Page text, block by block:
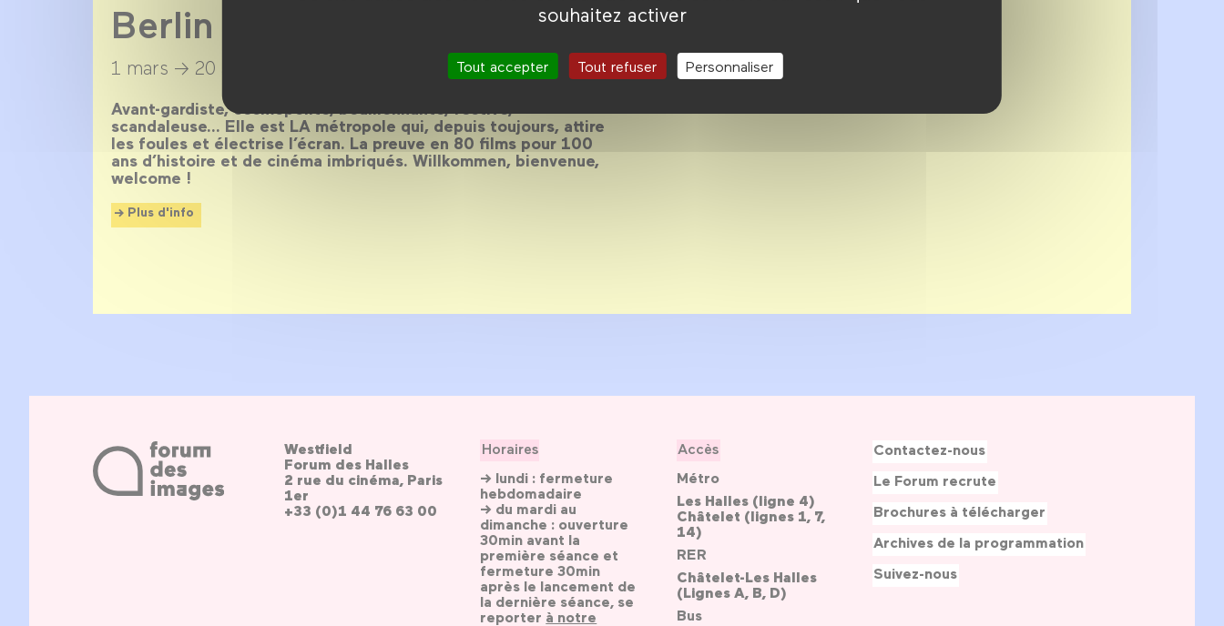
souhaitez activer
Tout accepter Tout refuser Personnaliser
Berlin magnétique
1 mars → 20 avril 2014
Avant-gardiste, cosmopolite, bouillonnante, festive,
scandaleuse… Elle est LA métropole qui, depuis toujours, attire
les foules et électrise l’écran. La preuve en 80 films pour 100
ans d’histoire et de cinéma imbriqués. Willkommen, bienvenue,
welcome !
Plus d'info
Westfield
Forum des Halles
2 rue du cinéma, Paris
1er
+33 (0)1 44 76 63 00
Horaires
→ lundi : fermeture
hebdomadaire
→ du mardi au
dimanche : ouverture
30min avant la
première séance et
fermeture 30min
après le lancement de
la dernière séance, se
reporter à notre
Accès
Métro
Les Halles (ligne 4)
Châtelet (lignes 1, 7,
14)
RER
Châtelet-Les Halles
(Lignes A, B, D)
Bus
Contactez-nous
Le Forum recrute
Brochures à télécharger
Archives de la programmation
Suivez-nous